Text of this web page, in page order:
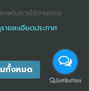
0105529026680
พในการใช้งานของ
ายละเอียดประกาศ
ทั้งหมด